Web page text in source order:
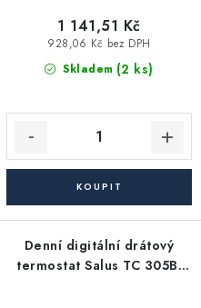
Skladem (2 ks)
928,06 Kč bez DPH
1 141,51 Kč
Denní digitální drátový
termostat Salus TC 305B,